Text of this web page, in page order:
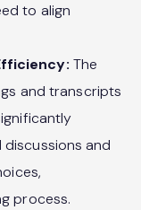
to align
The
and transcripts
and
process.